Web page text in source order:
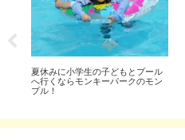
夏休みに小学生の子どもとプール
へ行くならモンキーパークのモン
プル！